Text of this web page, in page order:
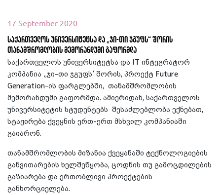
17 September 2020
საქართველოს უნივერსიტეტსა და „ჯი-თი ჯგუფს“ შორის
თანამშრომლობის მემორანდუმი გაფორმდა
საქართველოს უნივერსიტეტსა და IT ინტეგრატორ
კომპანია „ჯი-თი ჯგუფს’ შორის, პროექტ Future
Generation-ის ფარგლებში, თანამშრომლობის
მემორანდუმი გაფორმდა. ამიერიდან, საქართველოს
უნივერსიტეტის სტუდენტებს შესაძლებლობა ექნებათ,
სტაჟირება ქვეყნის ერთ-ერთ მსხვილ კომპანიაში
გაიარონ.
თანამშრომლობის მიზანია ქვეყანაში ტექნოლოგიების
განვითარების ხელშეწყობა, ცოდნის თუ გამოცდილების
გაზიარება და ერთობლივი პროექტების
განხორციელება.